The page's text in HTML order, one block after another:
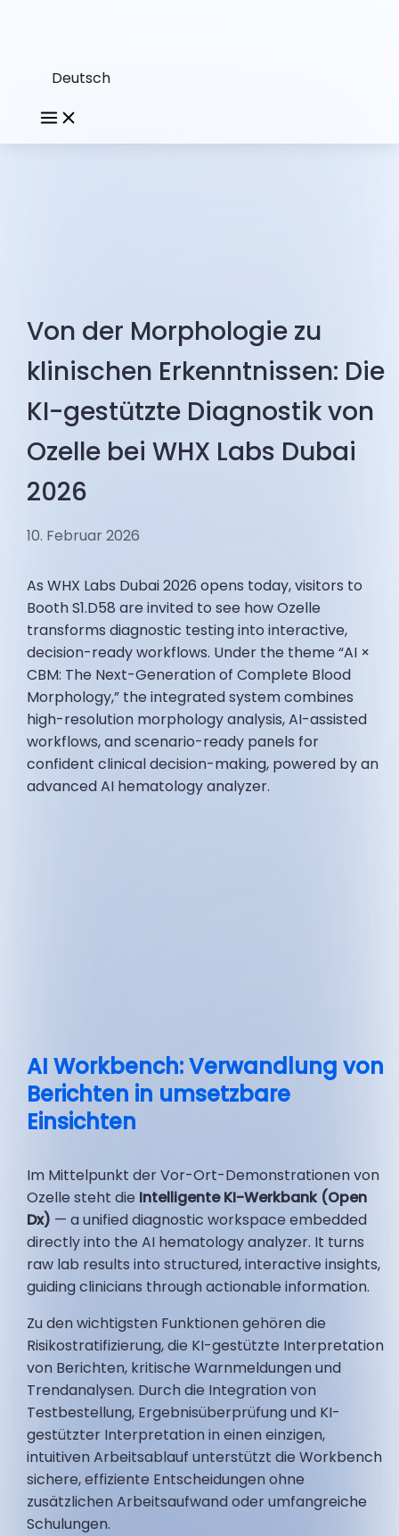
Deutsch
Von der Morphologie zu
klinischen Erkenntnissen: Die
KI-gestützte Diagnostik von
Ozelle bei WHX Labs Dubai
2026
10. Februar 2026
As WHX Labs Dubai 2026 opens today, visitors to
Booth S1.D58 are invited to see how Ozelle
transforms diagnostic testing into interactive,
decision-ready workflows. Under the theme “AI ×
CBM: The Next-Generation of Complete Blood
Morphology,” the integrated system combines
high-resolution morphology analysis, AI-assisted
workflows, and scenario-ready panels for
confident clinical decision-making, powered by an
advanced AI hematology analyzer.
AI Workbench: Verwandlung von
Berichten in umsetzbare
Einsichten
Im Mittelpunkt der Vor-Ort-Demonstrationen von
Ozelle steht die Intelligente KI-Werkbank (Open
Dx) — a unified diagnostic workspace embedded
directly into the AI hematology analyzer. It turns
raw lab results into structured, interactive insights,
guiding clinicians through actionable information.
Zu den wichtigsten Funktionen gehören die
Risikostratifizierung, die KI-gestützte Interpretation
von Berichten, kritische Warnmeldungen und
Trendanalysen. Durch die Integration von
Testbestellung, Ergebnisüberprüfung und KI-
gestützter Interpretation in einen einzigen,
intuitiven Arbeitsablauf unterstützt die Workbench
sichere, effiziente Entscheidungen ohne
zusätzlichen Arbeitsaufwand oder umfangreiche
Schulungen.